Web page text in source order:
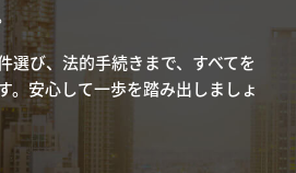
選び、法的手続きまで、すべてを
。安心して一歩を踏み出しましょ